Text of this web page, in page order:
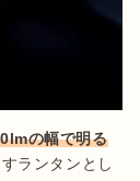
の幅で明る
ランタンとし